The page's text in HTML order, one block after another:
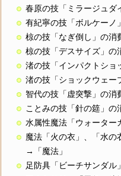
春原の技「ミラージュダ
有紀寧の技「ボルケーノ
椋の技「なぎ倒し」の消
椋の技「デスサイズ」の
渚の技「インパクトショ
渚の技「ショックウェー
智代の技「虚突撃」の消
ことみの技「針の筵」の
水属性魔法「ウォーター
魔法「火の衣」、「水の
→「魔法」
足防具「ビーチサンダル